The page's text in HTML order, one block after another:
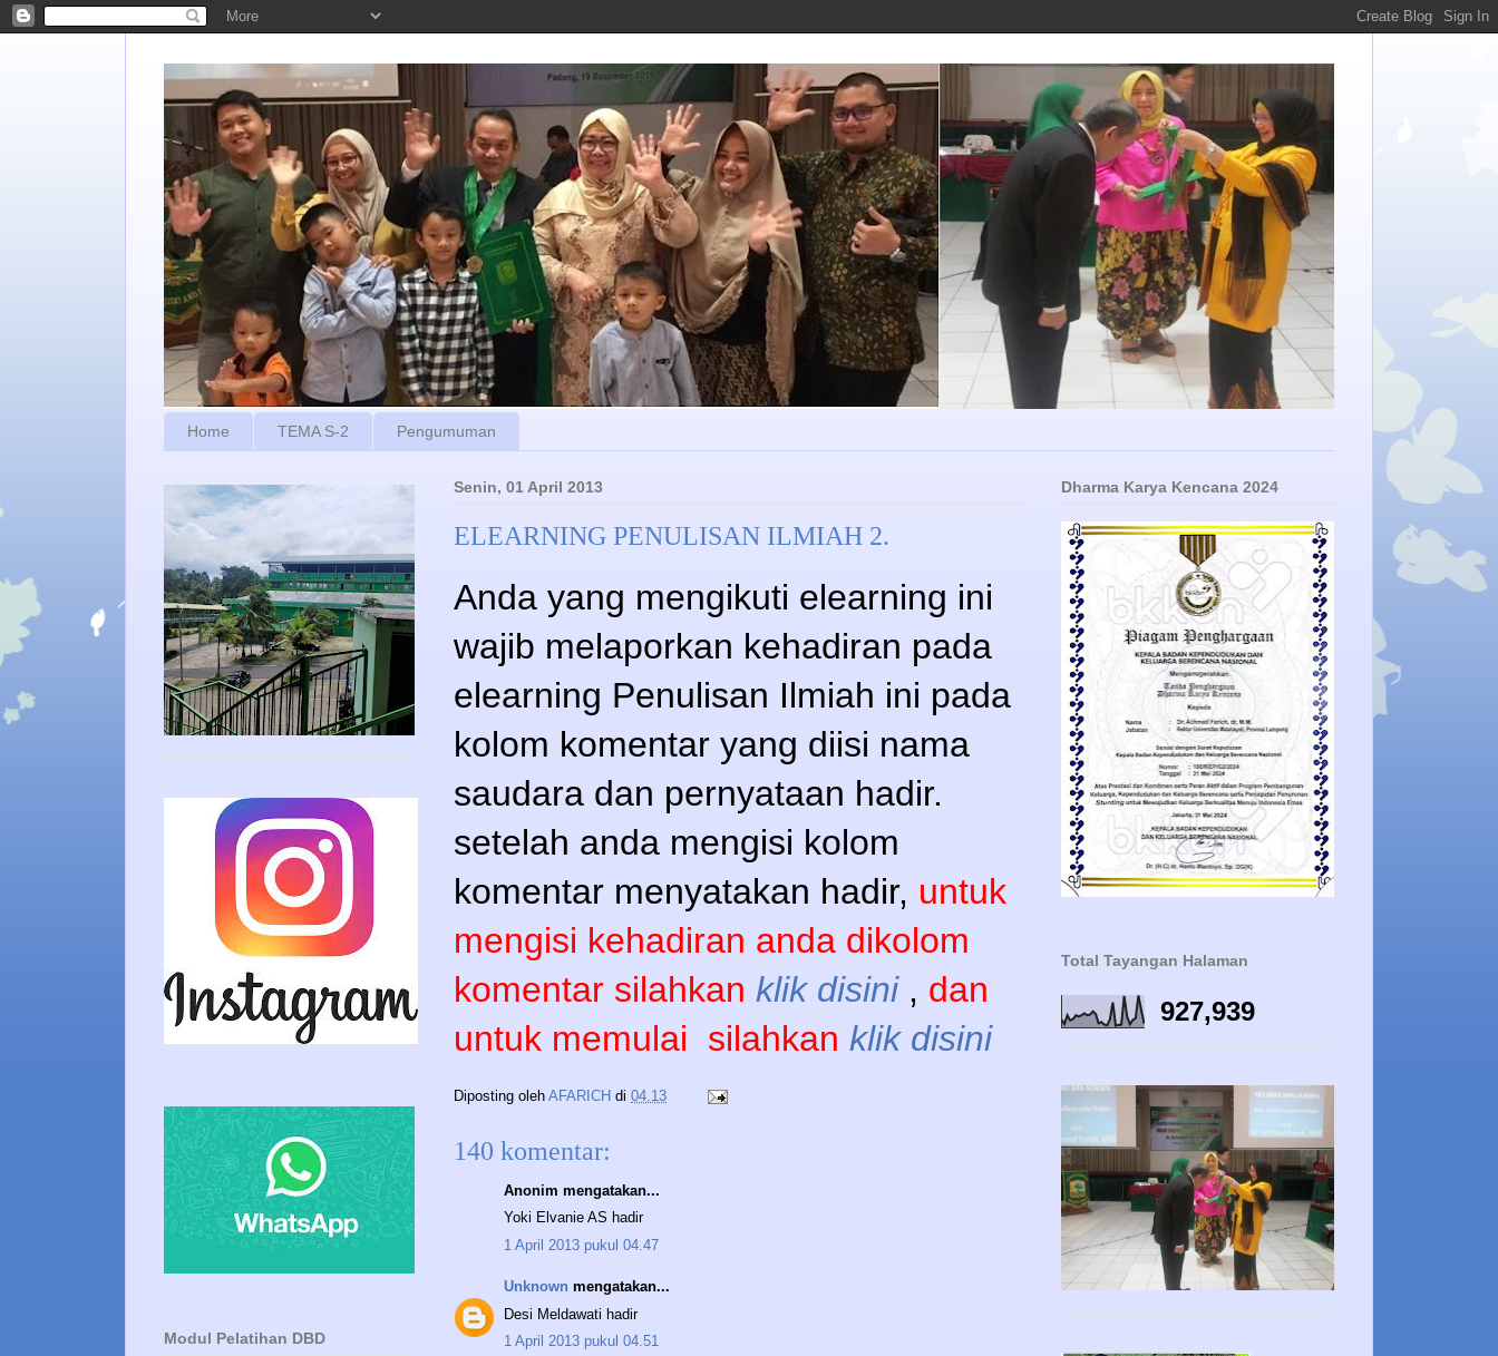
Home TEMA S-2 Pengumuman
Senin, 01 April 2013
ELEARNING PENULISAN ILMIAH 2.
Anda yang mengikuti elearning ini
wajib melaporkan kehadiran pada
elearning Penulisan Ilmiah ini pada
kolom komentar yang diisi nama
saudara dan pernyataan hadir.
setelah anda mengisi kolom
komentar menyatakan hadir, untuk
mengisi kehadiran anda dikolom
komentar silahkan klik disini , dan
untuk memulai silahkan klik disini
Diposting oleh AFARICH di 04.13
140 komentar:
Anonim mengatakan...
Yoki Elvanie AS hadir
1 April 2013 pukul 04.47
Unknown mengatakan...
Desi Meldawati hadir
1 April 2013 pukul 04.51
Modul Pelatihan DBD
Dharma Karya Kencana 2024
Total Tayangan Halaman
927,939